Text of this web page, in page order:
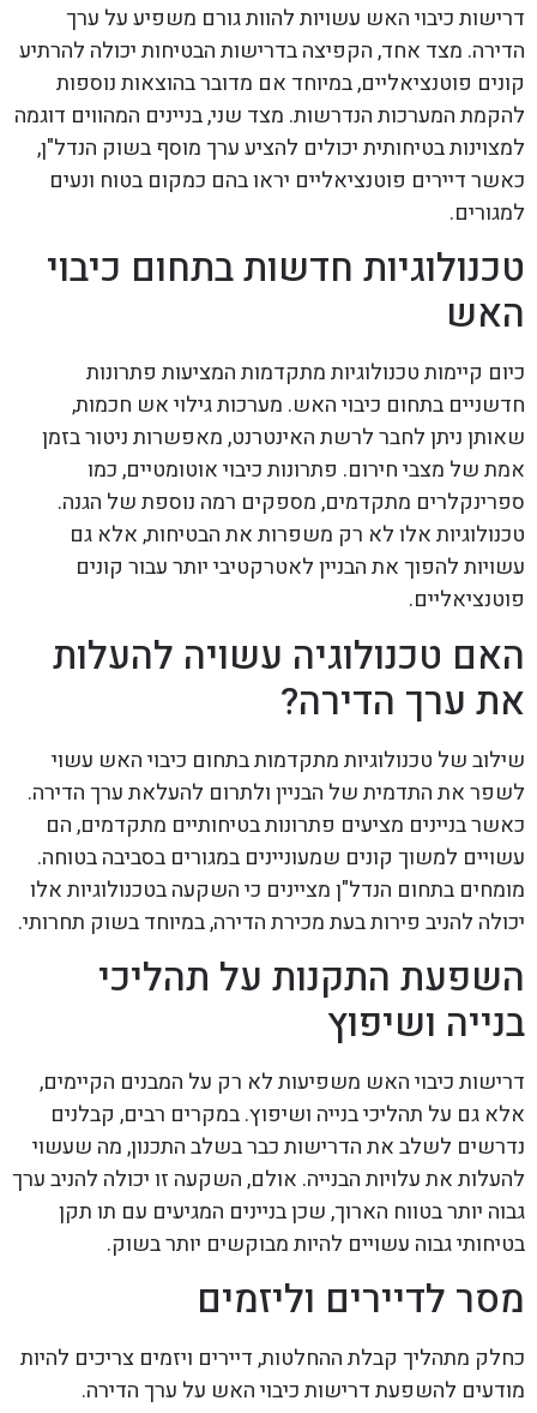
דרישות כיבוי האש עשויות להוות גורם משפיע על ערך
הדירה. מצד אחד, הקפיצה בדרישות הבטיחות יכולה להרתיע
קונים פוטנציאליים, במיוחד אם מדובר בהוצאות נוספות
להקמת המערכות הנדרשות. מצד שני, בניינים המהווים דוגמה
למצוינות בטיחותית יכולים להציע ערך מוסף בשוק הנדל"ן,
כאשר דיירים פוטנציאליים יראו בהם כמקום בטוח ונעים
למגורים.
טכנולוגיות חדשות בתחום כיבוי
האש
כיום קיימות טכנולוגיות מתקדמות המציעות פתרונות
חדשניים בתחום כיבוי האש. מערכות גילוי אש חכמות,
שאותן ניתן לחבר לרשת האינטרנט, מאפשרות ניטור בזמן
אמת של מצבי חירום. פתרונות כיבוי אוטומטיים, כמו
ספרינקלרים מתקדמים, מספקים רמה נוספת של הגנה.
טכנולוגיות אלו לא רק משפרות את הבטיחות, אלא גם
עשויות להפוך את הבניין לאטרקטיבי יותר עבור קונים
פוטנציאליים.
האם טכנולוגיה עשויה להעלות
את ערך הדירה?
שילוב של טכנולוגיות מתקדמות בתחום כיבוי האש עשוי
לשפר את התדמית של הבניין ולתרום להעלאת ערך הדירה.
כאשר בניינים מציעים פתרונות בטיחותיים מתקדמים, הם
עשויים למשוך קונים שמעוניינים במגורים בסביבה בטוחה.
מומחים בתחום הנדל"ן מציינים כי השקעה בטכנולוגיות אלו
יכולה להניב פירות בעת מכירת הדירה, במיוחד בשוק תחרותי.
השפעת התקנות על תהליכי
בנייה ושיפוץ
דרישות כיבוי האש משפיעות לא רק על המבנים הקיימים,
אלא גם על תהליכי בנייה ושיפוץ. במקרים רבים, קבלנים
נדרשים לשלב את הדרישות כבר בשלב התכנון, מה שעשוי
להעלות את עלויות הבנייה. אולם, השקעה זו יכולה להניב ערך
גבוה יותר בטווח הארוך, שכן בניינים המגיעים עם תו תקן
בטיחותי גבוה עשויים להיות מבוקשים יותר בשוק.
מסר לדיירים וליזמים
כחלק מתהליך קבלת ההחלטות, דיירים ויזמים צריכים להיות
מודעים להשפעת דרישות כיבוי האש על ערך הדירה.